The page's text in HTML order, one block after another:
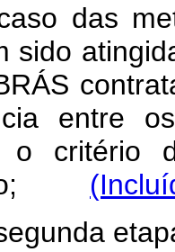
das
sido
entre
o critério